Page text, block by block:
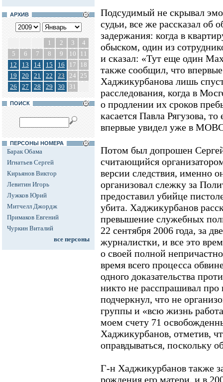
АРХИВ
1 2 3
4
5
6 7 8 9 10
11
12
13 14 15 16 17
18
19
20 21 22 23 24 25
26
27 28 29 30 31
ПОИСК
ПЕРСОНЫ НОМЕРА
Барак Обама
Игнатьев Сергей
Кирьянов Виктор
Левитин Игорь
Лужков Юрий
Митчелл Джордж
Примаков Евгений
Чуркин Виталий
все персоны
Подсудимый не скрывал
судьи, все же рассказал об
задержания: когда в
обыском, один из
и сказал: «Тут еще один
также сообщил, что
Хаджикурбанова лишь
расследования, когда в
о продлении их сроков
касается Павла Рягузова,
впервые увидел уже в
Потом был допрошен
считающийся
версии следствия, именно
организовал слежку за
предоставил убийце
убита. Хаджикурбанов
превышение служебных
22 сентября 2006 года, за
журналистки, и все это
о своей полной
время всего процесса
одного доказательства
никто не расспрашивал
подчеркнул, что не
группы и «всю жизнь
моем счету 71
Хаджикурбанов, отметив,
оправдываться, поскольку
Г-н Хаджикурбанов также
рождения его матери, и в